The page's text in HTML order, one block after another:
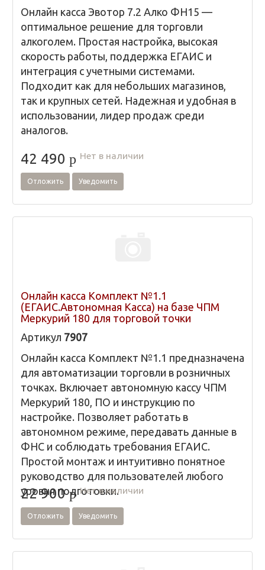
Онлайн касса Эвотор 7.2 Алко ФН15 —
оптимальное решение для торговли
алкоголем. Простая настройка, высокая
скорость работы, поддержка ЕГАИС и
интеграция с учетными системами.
Подходит как для небольших магазинов,
так и крупных сетей. Надежная и удобная в
использовании, лидер продаж среди
аналогов.
42 490 p Нет в наличии
Отложить Уведомить
Онлайн касса Комплект №1.1
(ЕГАИС.Автономная Касса) на базе ЧПМ
Меркурий 180 для торговой точки
Артикул 7907
Онлайн касса Комплект №1.1 предназначена
для автоматизации торговли в розничных
точках. Включает автономную кассу ЧПМ
Меркурий 180, ПО и инструкцию по
настройке. Позволяет работать в
автономном режиме, передавать данные в
ФНС и соблюдать требования ЕГАИС.
Простой монтаж и интуитивно понятное
руководство для пользователей любого
уровня подготовки.
22 900p Нет в наличии
Отложить Уведомить